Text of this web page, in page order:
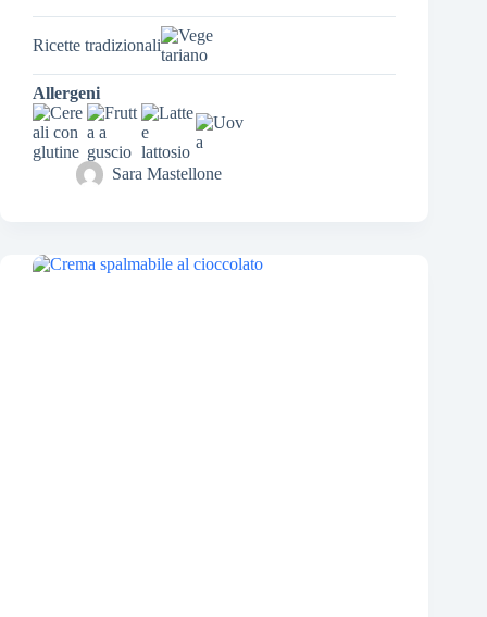
Ricette tradizionali
Allergeni
Sara Mastellone